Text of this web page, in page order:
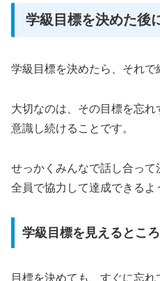
学級目標を決めた後
学級目標を決めたら、それで
大切なのは、その目標を忘
意識し続けることです。
せっかくみんなで話し合っ
全員で協力して達成できるよ
学級目標を見えるとこ
目標を決めても、すぐに忘